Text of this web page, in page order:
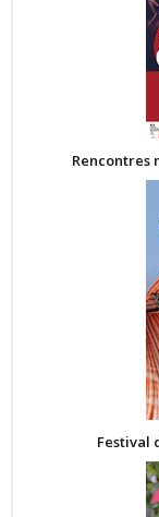
Rencontres
Festival